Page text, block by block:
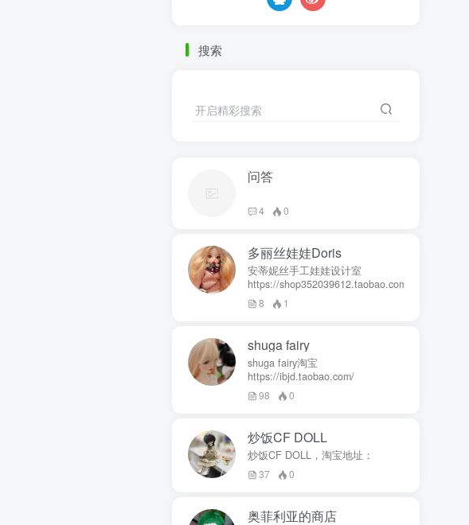
搜索
开启精彩搜索
问答
4 0
多丽丝娃娃Doris
安蒂妮丝手工娃娃设计室
https://shop352039612.taobao.com
8 1
shuga fairy
shuga fairy淘宝
https://ibjd.taobao.com/
98 0
炒饭CF DOLL
炒饭CF DOLL，淘宝地址：
37 0
奥菲利亚的商店